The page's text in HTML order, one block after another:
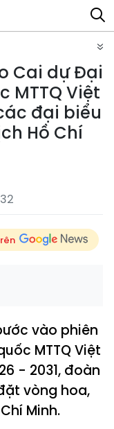
Cai dự Đại
MTTQ Việt
đại biểu
Hồ Chí
vào phiên
MTTQ Việt
- 2031, đoàn
vòng hoa,
Minh.